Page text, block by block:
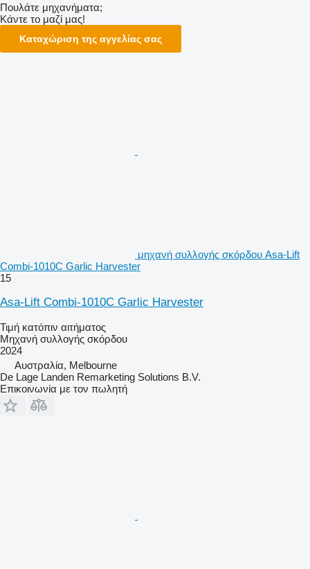
Πουλάτε μηχανήματα;
Κάντε το μαζί μας!
Καταχώριση της αγγελίας σας
μηχανή συλλογής σκόρδου Asa-Lift
Combi-1010C Garlic Harvester
15
Asa-Lift Combi-1010C Garlic Harvester
Τιμή κατόπιν αιτήματος
Μηχανή συλλογής σκόρδου
2024
Αυστραλία, Melbourne
De Lage Landen Remarketing Solutions B.V.
Επικοινωνία με τον πωλητή